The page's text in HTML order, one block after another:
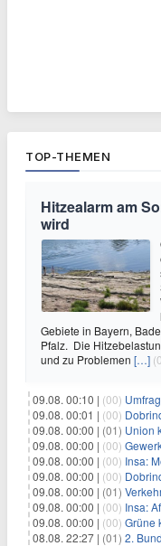
TOP-THEMEN
Hitzealarm am
wird
Gebiete in Bayern,
Pfalz. Die
und zu Problemen […]
09.08. 00:10 | (00)
09.08. 00:01 | (00)
09.08. 00:00 | (01) Union
09.08. 00:00 | (00)
09.08. 00:00 | (00) Insa:
09.08. 00:00 | (00)
09.08. 00:00 | (01)
09.08. 00:00 | (00) Insa:
09.08. 00:00 | (00) Grüne
08.08. 22:27 | (01) 2.